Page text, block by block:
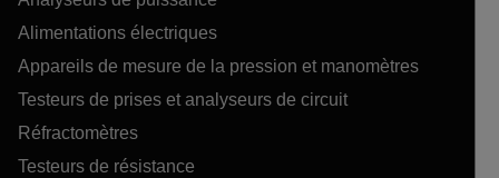
Alimentations électriques
Appareils de mesure de la pression et manomètres
Testeurs de prises et analyseurs de circuit
Réfractomètres
Testeurs de résistance